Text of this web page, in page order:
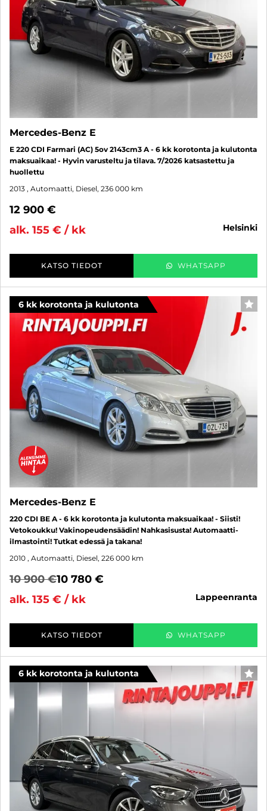
Mercedes-Benz E
E 220 CDI Farmari (AC) 5ov 2143cm3 A - 6 kk korotonta ja kulutonta
maksuaikaa! - Hyvin varusteltu ja tilava. 7/2026 katsastettu ja
huollettu
2013 , Automaatti, Diesel, 236 000 km
12 900 €
alk. 155 € / kk
helsinki
KATSO TIEDOT WHATSAPP
6 kk korotonta ja kulutonta
Mercedes-Benz E
220 CDI BE A - 6 kk korotonta ja kulutonta maksuaikaa! - Siisti!
Vetokoukku! Vakinopeudensäädin! Nahkasisusta! Automaatti-
ilmastointi! Tutkat edessä ja takana!
2010 , Automaatti, Diesel, 226 000 km
10 900 €10 780 €
alk. 135 € / kk
lappeenranta
KATSO TIEDOT WHATSAPP
6 kk korotonta ja kulutonta